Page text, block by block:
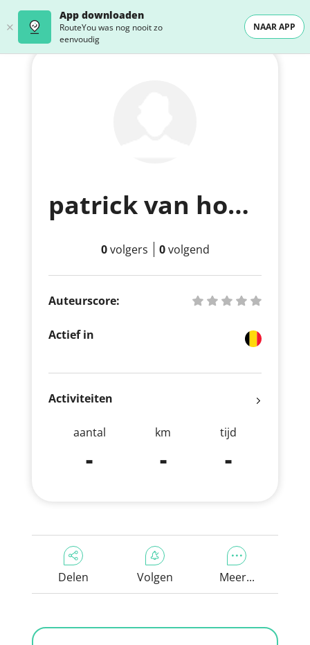
App downloaden
RouteYou was nog nooit zo
eenvoudig
NAAR APP
patrick van houdt
0volgers 0volgend
Auteurscore:
Actief in
Activiteiten
aantal
-
km
-
tijd
-
Delen Volgen Meer...